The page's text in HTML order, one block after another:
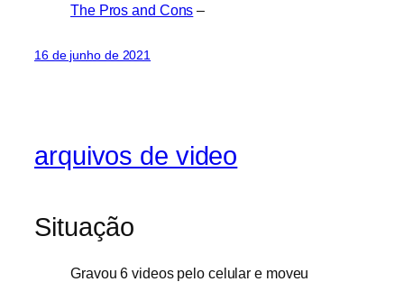
The Pros and Cons –
16 de junho de 2021
arquivos de video
Situação
Gravou 6 videos pelo celular e moveu